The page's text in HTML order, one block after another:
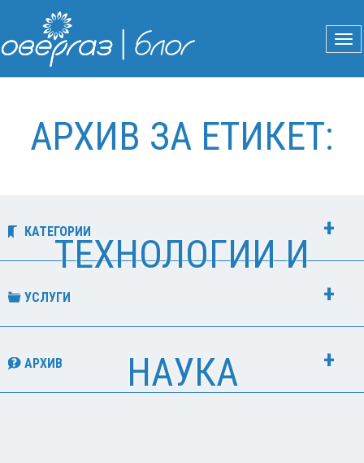
АРХИВ ЗА ЕТИКЕТ:
ТЕХНОЛОГИИ И
НАУКА
КАТЕГОРИИ
УСЛУГИ
АРХИВ